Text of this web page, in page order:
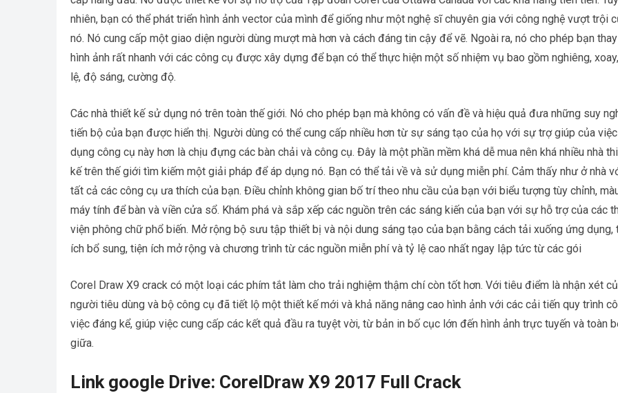
nhiên, bạn có thể phát triển hình ảnh vector của mình để giống như một nghệ sĩ chuyên gia với công nghệ vượt trội
nó. Nó cung cấp một giao diện người dùng mượt mà hơn và cách đáng tin cậy để vẽ. Ngoài ra, nó cho phép bạn
hình ảnh rất nhanh với các công cụ được xây dựng để bạn có thể thực hiện một số nhiệm vụ bao gồm nghiêng,
lệ, độ sáng, cường độ.
Các nhà thiết kế sử dụng nó trên toàn thế giới. Nó cho phép bạn mà không có vấn đề và hiệu quả đưa những suy
tiến bộ của bạn được hiển thị. Người dùng có thể cung cấp nhiều hơn từ sự sáng tạo của họ với sự trợ giúp của
dụng công cụ này hơn là chịu đựng các bàn chải và công cụ. Đây là một phần mềm khá dễ mua nên khá nhiều nhà
kế trên thế giới tìm kiếm một giải pháp để áp dụng nó. Bạn có thể tải về và sử dụng miễn phí. Cảm thấy như ở nhà
tất cả các công cụ ưa thích của bạn. Điều chỉnh không gian bố trí theo nhu cầu của bạn với biểu tượng tùy chỉnh,
máy tính để bàn và viền cửa sổ. Khám phá và sắp xếp các nguồn trên các sáng kiến ​​của bạn với sự hỗ trợ của các
viện phông chữ phổ biến. Mở rộng bộ sưu tập thiết bị và nội dung sáng tạo của bạn bằng cách tải xuống ứng dụng,
ích bổ sung, tiện ích mở rộng và chương trình từ các nguồn miễn phí và tỷ lệ cao nhất ngay lập tức từ các gói
Corel Draw X9 crack có một loại các phím tắt làm cho trải nghiệm thậm chí còn tốt hơn. Với tiêu điểm là nhận xét
người tiêu dùng và bộ công cụ đã tiết lộ một thiết kế mới và khả năng nâng cao hình ảnh với các cải tiến quy trình
việc đáng kể, giúp việc cung cấp các kết quả đầu ra tuyệt vời, từ bản in bố cục lớn đến hình ảnh trực tuyến và toàn
giữa.
Link google Drive: CorelDraw X9 2017 Full Crack